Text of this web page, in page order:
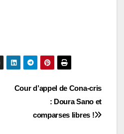
Cour d’appel de Cona-cris
: Doura Sano et
comparses libres !